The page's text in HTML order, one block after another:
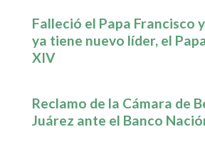
Falleció el Papa Francisco
ya tiene nuevo líder, el
XIV
Reclamo de la Cámara de
Juárez ante el Banco